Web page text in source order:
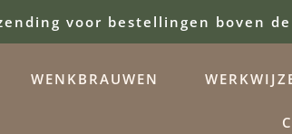
voor bestellingen boven
WENKBRAUWEN